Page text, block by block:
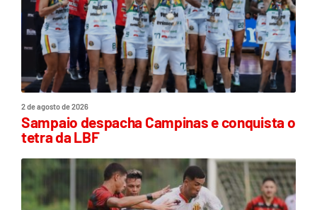
2 de agosto de 2026
Sampaio despacha Campinas e conquista o
tetra da LBF